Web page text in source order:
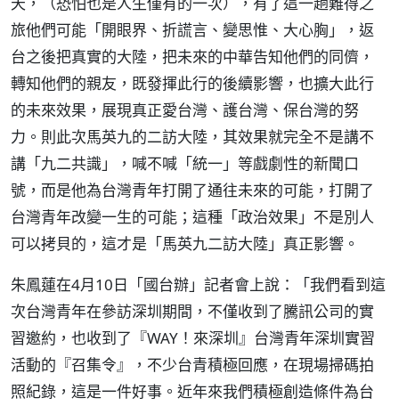
旅他們可能「開眼界、折謊言、變思惟、大心胸」，返
台之後把真實的大陸，把未來的中華告知他們的同儕，
轉知他們的親友，既發揮此行的後續影響，也擴大此行
的未來效果，展現真正愛台灣、護台灣、保台灣的努
力。則此次馬英九的二訪大陸，其效果就完全不是講不
講「九二共識」，喊不喊「統一」等戲劇性的新聞口
號，而是他為台灣青年打開了通往未來的可能，打開了
台灣青年改變一生的可能；這種「政治效果」不是別人
可以拷貝的，這才是「馬英九二訪大陸」真正影響。
朱鳳蓮在4月10日「國台辦」記者會上說：「我們看到這
次台灣青年在參訪深圳期間，不僅收到了騰訊公司的實
習邀約，也收到了『WAY！來深圳』台灣青年深圳實習
活動的『召集令』，不少台青積極回應，在現場掃碼拍
照紀錄，這是一件好事。近年來我們積極創造條件為台